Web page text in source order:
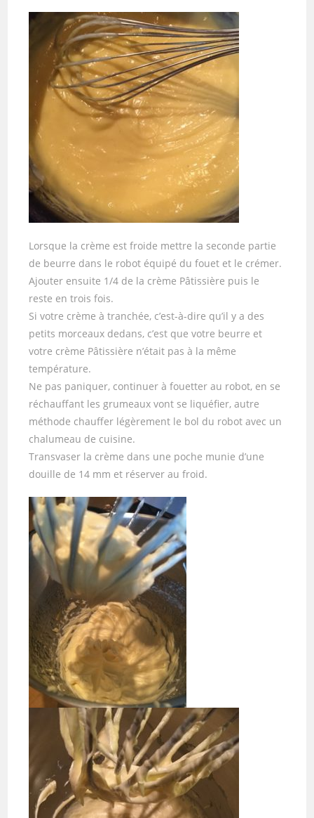
Lorsque la crème est froide mettre la seconde partie
de beurre dans le robot équipé du fouet et le crémer.
Ajouter ensuite 1/4 de la crème Pâtissière puis le
reste en trois fois.
Si votre crème à tranchée, c’est-à-dire qu’il y a des
petits morceaux dedans, c’est que votre beurre et
votre crème Pâtissière n’était pas à la même
température.
Ne pas paniquer, continuer à fouetter au robot, en se
réchauffant les grumeaux vont se liquéfier, autre
méthode chauffer légèrement le bol du robot avec un
chalumeau de cuisine.
Transvaser la crème dans une poche munie d’une
douille de 14 mm et réserver au froid.